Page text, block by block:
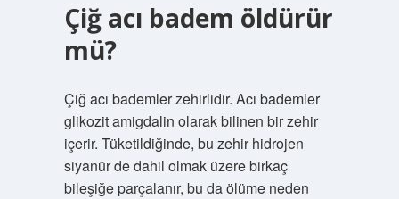
Çiğ acı badem öldürür
mü?
Çiğ acı bademler zehirlidir. Acı bademler
glikozit amigdalin olarak bilinen bir zehir
içerir. Tüketildiğinde, bu zehir hidrojen
siyanür de dahil olmak üzere birkaç
bileşiğe parçalanır, bu da ölüme neden